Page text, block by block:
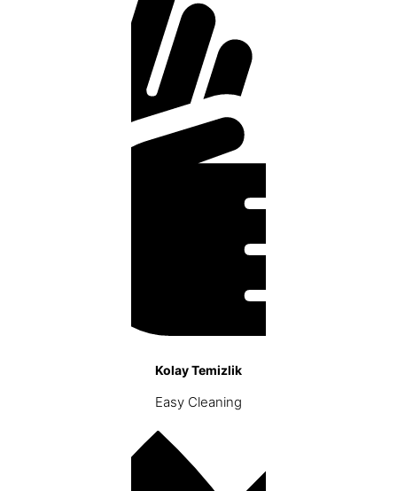
Kolay Temizlik
Easy Cleaning